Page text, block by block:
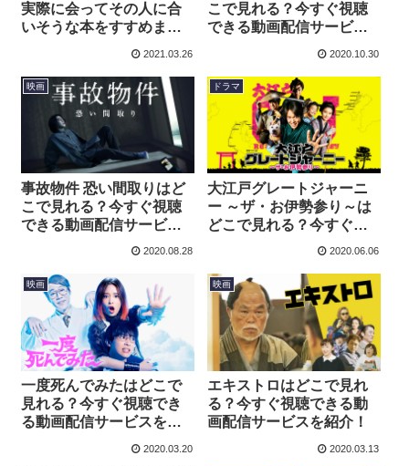
実際に会ってその人に合
いそうな本をすすめまく
れる？今すぐ視聴できる
動画配信サービスを紹
2021.03.26
こで見れる？今すぐ視聴
できる動画配信サービス
2020.10.30
映画
事故物件 恐い間取りはど
こで見れる？今すぐ視聴
できる動画配信サービス
2020.08.28
ドラマ
大江戸グレートジャーニ
ー ～ザ・お伊勢参り～は
どこで見れる？今すぐ視
聴できる動画配信サービ
2020.06.06
映画
一度死んでみたはどこで
見れる？今すぐ視聴でき
る動画配信サービスを紹
2020.03.20
映画
エキストロはどこで見れ
る？今すぐ視聴できる動
画配信サービスを紹介！
2020.03.13